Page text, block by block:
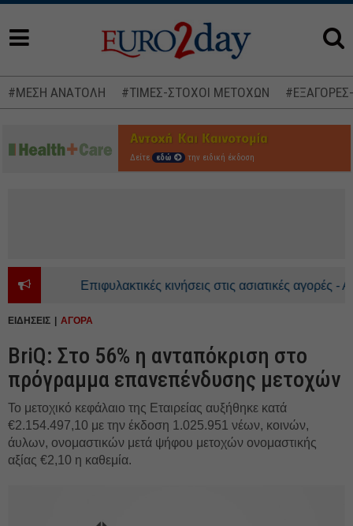
#ΜΕΣΗ ΑΝΑΤΟΛΗ #ΤΙΜΕΣ-ΣΤΟΧΟΙ ΜΕΤΟΧΩΝ
Δείτε εδώ την ειδική έκδοση
Επιφυλακτικές κινήσεις στις ασιατικές αγορές -
ΕΙΔΗΣΕΙΣ ΑΓΟΡΑ
BriQ: Στο 56% η ανταπόκριση στο
πρόγραμμα επανεπένδυσης μετοχών
Το μετοχικό κεφάλαιο της Εταιρείας αυξήθηκε κατά
€2.154.497,10 με την έκδοση 1.025.951 νέων, κοινών,
άυλων, ονομαστικών μετά ψήφου μετοχών ονομαστικής
αξίας €2,10 η καθεμία.